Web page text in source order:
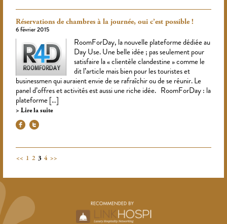
Réservations de chambres à la journée, oui c’est possible !
6 février 2015
RoomForDay, la nouvelle plateforme dédiée au
Day Use. Une belle idée ; pas seulement pour
satisfaire la « clientèle clandestine » comme le
dit l’article mais bien pour les touristes et
businessmen qui auraient envie de se rafraîchir ou de se réunir. Le
panel d’offres et activités est aussi une riche idée. RoomForDay : la
plateforme […]
Lire la suite
<< 1 2 3 4 >>